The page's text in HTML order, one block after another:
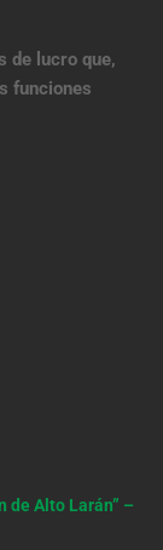
de lucro que,
funciones
de Alto Larán” –